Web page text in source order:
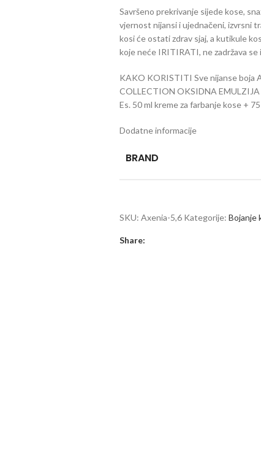
Savršeno prekrivanje sijede kose,
vjernost nijansi i ujednačeni, izvrsni
kosi će ostati zdrav sjaj, a kutikule
koje neće IRITIRATI, ne zadržava
KAKO KORISTITI Sve nijanse boja
COLLECTION OKSIDNA EMULZIJA
Es. 50 ml kreme za farbanje kose +
Dodatne informacije
BRAND
SKU: Axenia-5,6 Kategorije: Bojanje
Share: